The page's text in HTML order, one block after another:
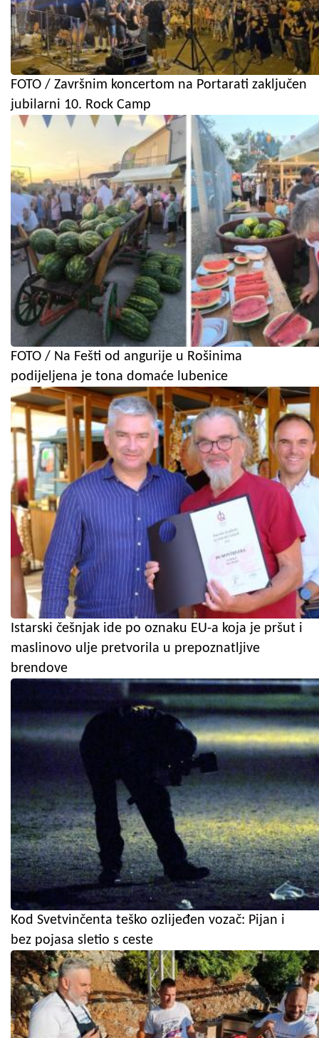
FOTO / Završnim koncertom na Portarati zaključen
jubilarni 10. Rock Camp
FOTO / Na Fešti od angurije u Rošinima
podijeljena je tona domaće lubenice
Istarski češnjak ide po oznaku EU-a koja je pršut i
maslinovo ulje pretvorila u prepoznatljive
brendove
Kod Svetvinčenta teško ozlijeđen vozač: Pijan i
bez pojasa sletio s ceste